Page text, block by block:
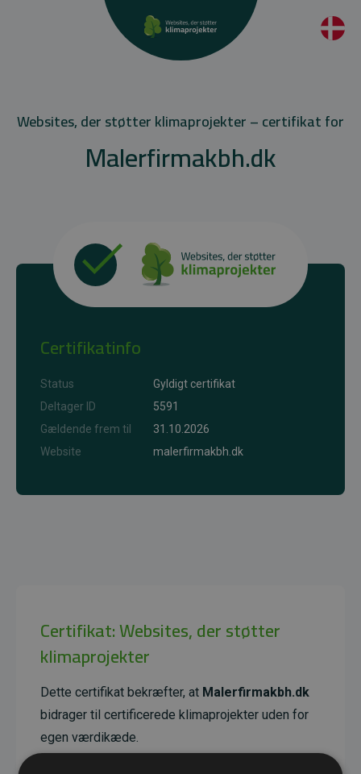
Websites, der støtter klimaprojekter – certifikat for
Malerfirmakbh.dk
Certifikatinfo
Status
Gyldigt certifikat
Deltager ID
5591
Gældende frem til
31.10.2026
Website
malerfirmakbh.dk
Certifikat: Websites, der støtter
klimaprojekter
Dette certifikat bekræfter, at Malerfirmakbh.dk
bidrager til certificerede klimaprojekter uden for
egen værdikæde.